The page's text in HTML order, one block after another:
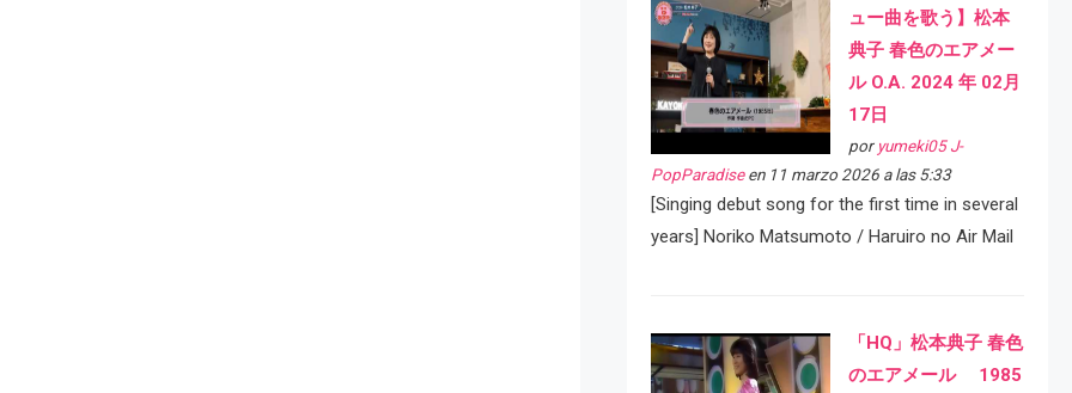
ュー曲を歌う】松本
典子 春色のエアメー
ル O.A. 2024 年 02月
17日
por yumeki05 J-
PopParadiseen 11 marzo 2026 a las 5:33
[Singing debut song for the first time in several
years] Noriko Matsumoto / Haruiro no Air Mail
「HQ」松本典子 春色
のエアメール 1985